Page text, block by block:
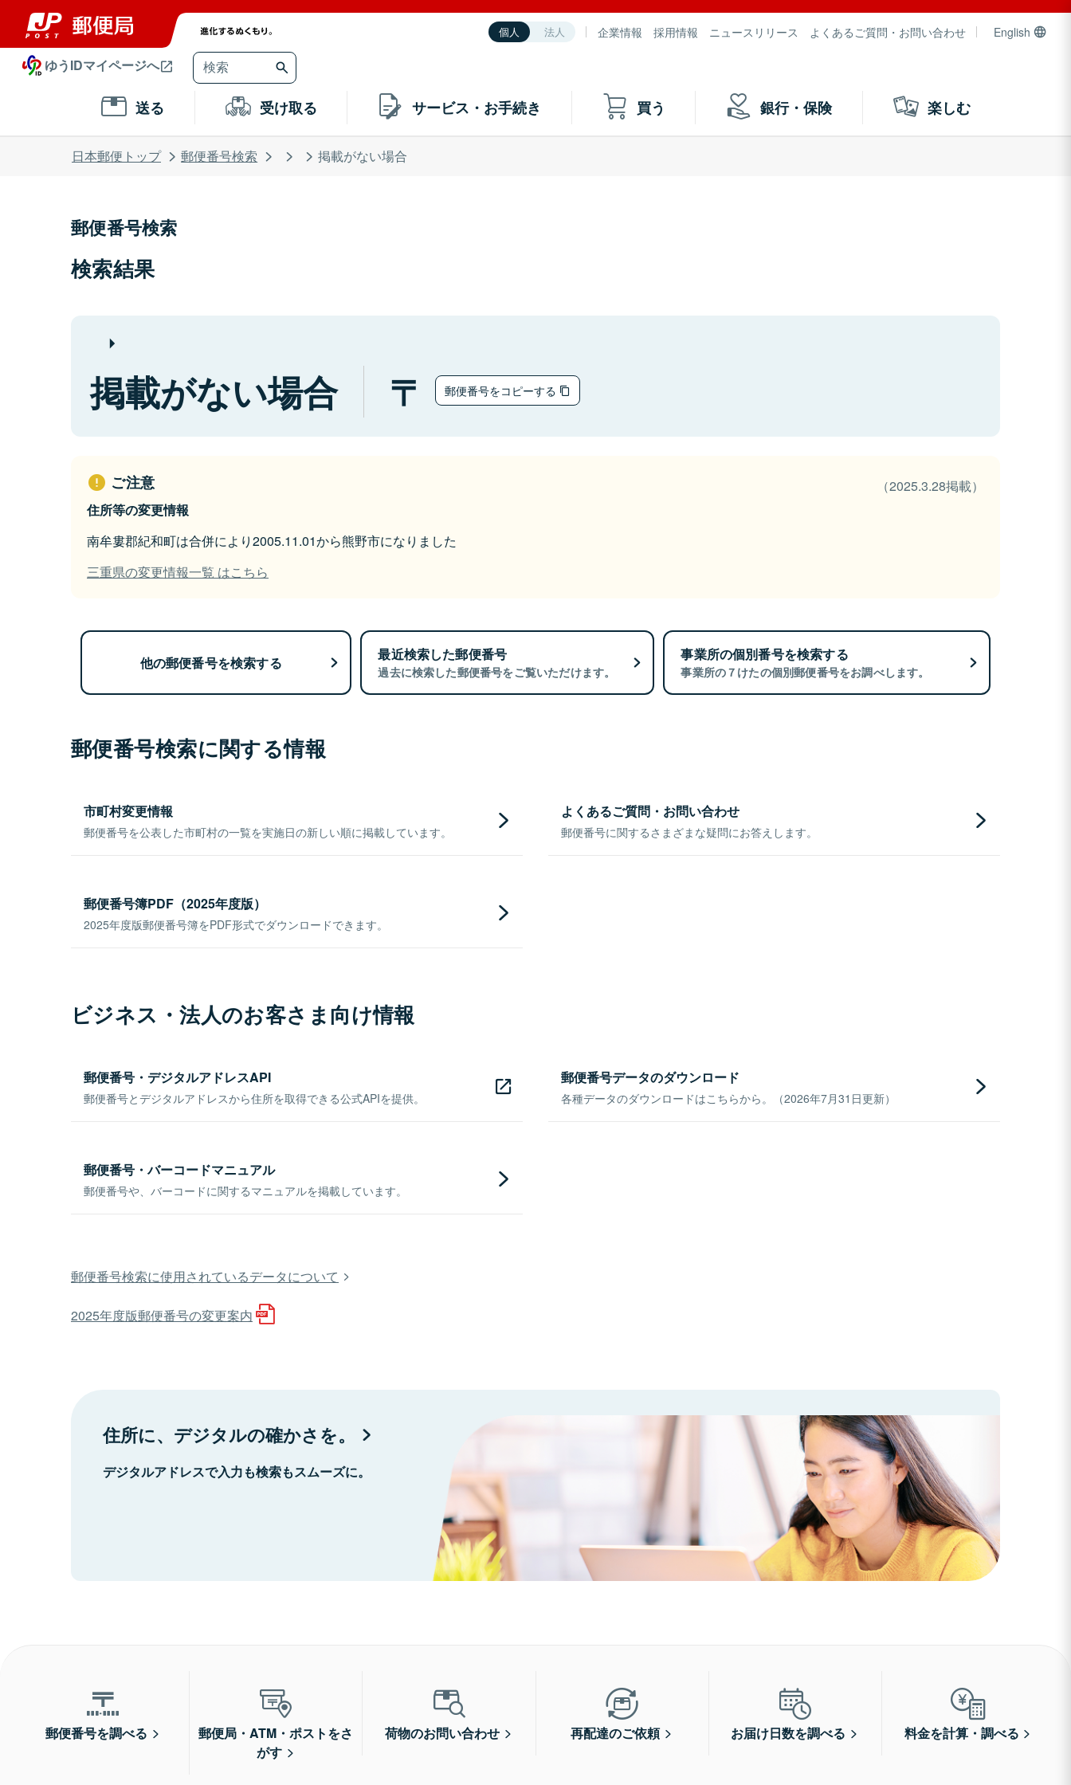
個人 法人 企業情報 採用情報 ニュースリリース よくあるご質問・お問い合わせ English
ゆうIDマイページへ
送る 受け取る サービス・お手続き 買う 銀行・保険 楽しむ
日本郵便トップ 郵便番号検索 掲載がない場合
郵便番号検索
検索結果
掲載がない場合 郵便番号をコピーする
ご注意
（2025.3.28掲載）
住所等の変更情報
南牟婁郡紀和町は合併により2005.11.01から熊野市になりました
三重県の変更情報一覧 はこちら
他の郵便番号を検索する 最近検索した郵便番号
過去に検索した郵便番号をご覧いただけます。
事業所の個別番号を検索する
事業所の７けたの個別郵便番号をお調べします。
郵便番号検索に関する情報
市町村変更情報
郵便番号を公表した市町村の一覧を実施日の新しい順に掲載しています。
よくあるご質問・お問い合わせ
郵便番号に関するさまざまな疑問にお答えします。
郵便番号簿PDF（2025年度版）
2025年度版郵便番号簿をPDF形式でダウンロードできます。
ビジネス・法人のお客さま向け情報
郵便番号・デジタルアドレスAPI
郵便番号とデジタルアドレスから住所を取得できる公式APIを提供。
郵便番号データのダウンロード
各種データのダウンロードはこちらから。（2026年7月31日更新）
郵便番号・バーコードマニュアル
郵便番号や、バーコードに関するマニュアルを掲載しています。
郵便番号検索に使用されているデータについて
2025年度版郵便番号の変更案内
住所に、デジタルの確かさを。
デジタルアドレスで入力も検索もスムーズに。
郵便番号を調べる
郵便局・ATM・ポストをさ
がす
荷物のお問い合わせ 再配達のご依頼 お届け日数を調べる 料金を計算・調べる